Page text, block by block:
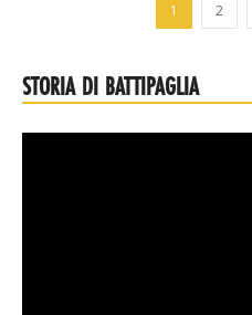
1 2
STORIA DI BATTIPAGLIA